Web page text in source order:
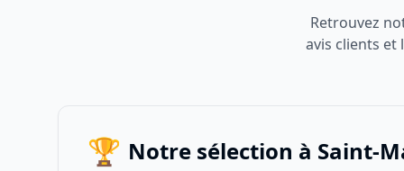
Retrouvez
avis clients
🏆 Notre sélection à Saint-